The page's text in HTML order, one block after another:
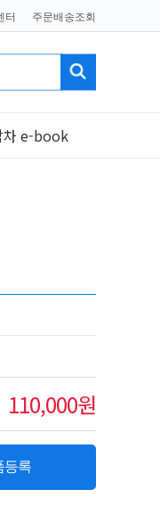
터 주문배송조회
차 e-book
110,000원
등록